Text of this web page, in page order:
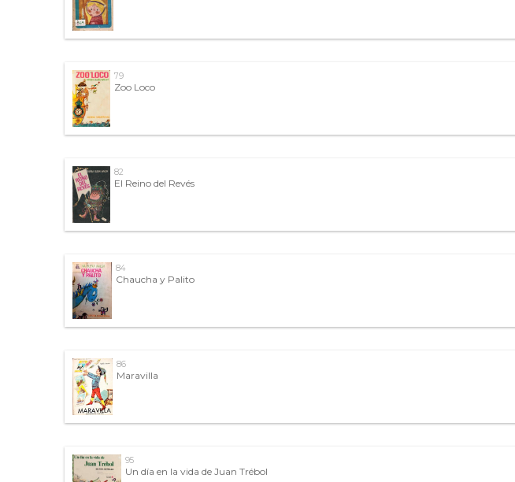
79
Zoo Loco
82
El Reino del Revés
84
Chaucha y Palito
86
Maravilla
95
Un día en la vida de Juan Trébol